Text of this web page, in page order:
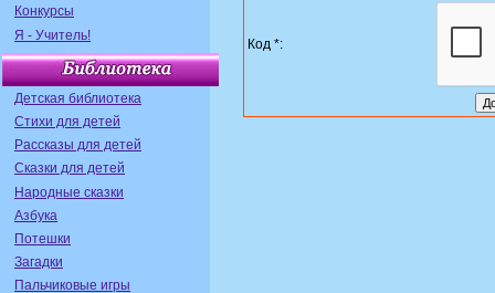
Конкурсы
Я - Учитель!
Детская библиотека
Стихи для детей
Рассказы для детей
Сказки для детей
Народные сказки
Азбука
Потешки
Загадки
Пальчиковые игры
Код *: